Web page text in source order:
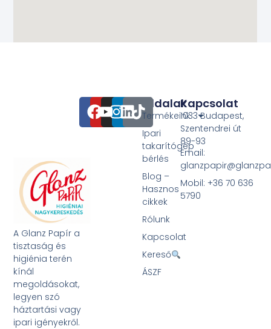
A Glanz Papír a
tisztaság és
higiénia terén
kínál
megoldásokat,
legyen szó
háztartási vagy
ipari igényekről.
Oldalak
Termékeink
Ipari
takarítógép
bérlés
Blog –
Hasznos
cikkek
Rólunk
Kapcsolat
Kereső
ÁSZF
Kapcsolat
1033 Budapest,
Szentendrei út
89-93
Email:
Mobil: +36 70 636
5790